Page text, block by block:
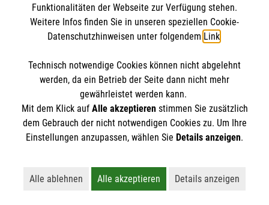
Malteserorden
Sharepoint
Spendenkonto
IBAN: DE90 6005 0101 0001 2706 88
BIC: SOLADEST600
So finden Sie uns
Schwarzwaldstraße 2c
78224 Singen
Email:Info.Singen@Malteser.org
Der Malteser Hilfsdienst e.V. ist als eingetragene
Gewerbesteuer befreit.
Funktionalitäten der Webseite zur Verfügung stehen.
Weitere Infos finden Sie in unseren speziellen Cookie-
Datenschutzhinweisen unter folgendem Link.
Technisch notwendige Cookies können nicht abgelehnt
werden, da ein Betrieb der Seite dann nicht mehr
gewährleistet werden kann.
Mit dem Klick auf Alle akzeptierenstimmen Sie zusätzlich
dem Gebrauch der nicht notwendigen Cookies zu. Um Ihre
Einstellungen anzupassen, wählen Sie Details anzeigen.
Alle ablehnen
Lehnt alle nicht-essentiellen Cookies ab
Alle akzeptieren
Akzeptiert alle Cookies
Details anzeigen